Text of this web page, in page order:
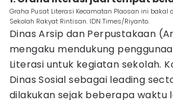
Graha Pusat Literasi Kecamatan Plaosan ini
Sekolah Rakyat Rintisan. IDN Times/Riyanto.
Dinas Arsip dan Perpustakaan
mengaku mendukung
Literasi untuk kegiatan sekolah.
Dinas Sosial sebagai leading
dilakukan sejak beberapa waktu